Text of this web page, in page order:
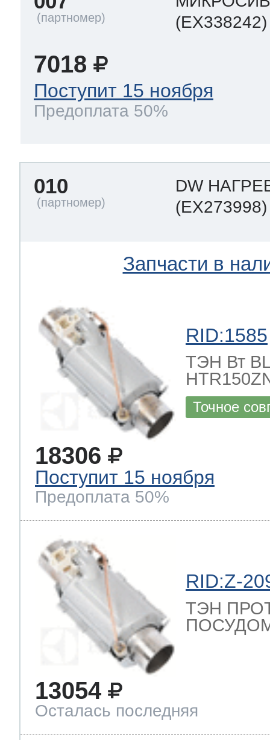
(EX338242)
7018
Поступит 15 ноября
Предоплата 50%
010
DW
(EX273998)
Запчасти в
RID:1585
ТЭН Вт
Точное
18306
Поступит 15 ноября
Предоплата 50%
RID:Z-
ТЭН
13054
Осталась последняя